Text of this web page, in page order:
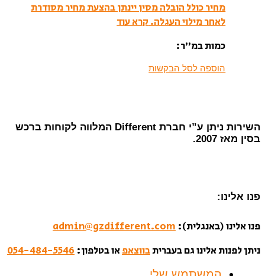
מחיר כולל הובלה מסין יינתן בהצעת מחיר מסודרת
לאחר מילוי העגלה.קרא עוד
כמות במ”ר:
הוספה לסל הבקשות
השירות ניתן ע”י חברת Different המלווה לקוחות ברכש
בסין מאז 2007.
פנו אלינו:
פנו אלינו (באנגלית): admin@gzdifferent.com
ניתן לפנות אלינו גם בעבריתבווצאפאו בטלפון: 054-484-5546